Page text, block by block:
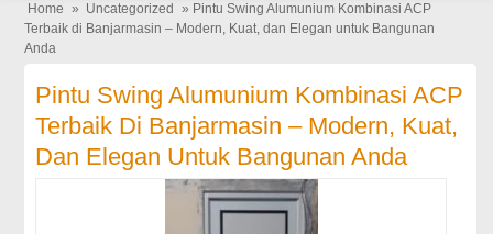
Home » Uncategorized
» Pintu Swing Alumunium Kombinasi ACP
Terbaik di Banjarmasin – Modern, Kuat, dan Elegan untuk Bangunan
Anda
Pintu Swing Alumunium Kombinasi ACP
Terbaik Di Banjarmasin – Modern, Kuat,
Dan Elegan Untuk Bangunan Anda